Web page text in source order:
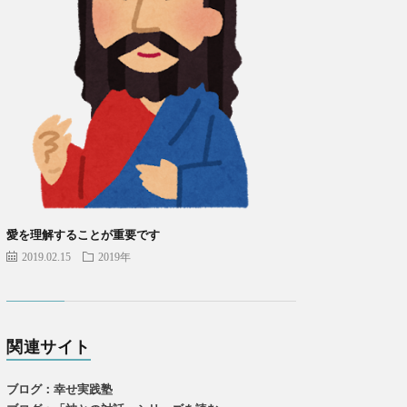
愛を理解することが重要です
2019.02.15 2019年
関連サイト
ブログ：幸せ実践塾